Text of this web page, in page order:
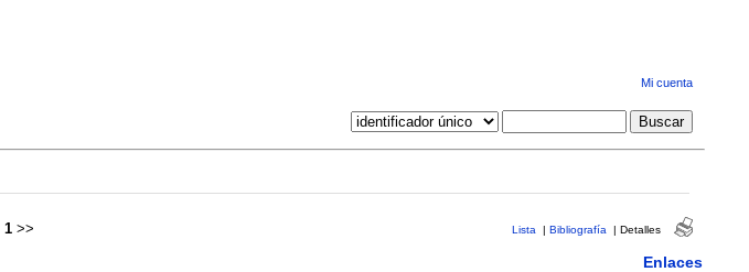
Mi cuenta
1 >> Lista | Bibliografía | Detalles
Enlaces